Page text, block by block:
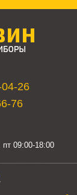
26
76
пт 09:00-18:00
.